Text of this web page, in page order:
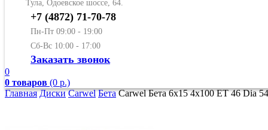
Тула, Одоевское шоссе, 64.
+7 (4872) 71-70-78
Пн-Пт 09:00 - 19:00
Сб-Вс 10:00 - 17:00
Заказать звонок
0
0 товаров (0 р.)
Главная Диски Carwel БетаCarwel Бета 6x15 4x100 ET 46 Dia